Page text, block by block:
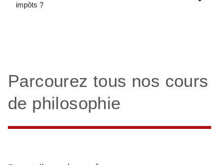
impôts ?
Parcourez tous nos cours
de philosophie